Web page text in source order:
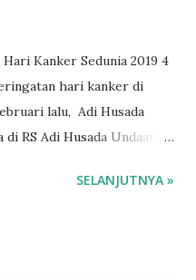
Kanker Sedunia 2019 4
hari kanker di
lalu, Adi Husada
RS Adi Husada Undaan
dari komitmen Adi
SELANJUTNYA »